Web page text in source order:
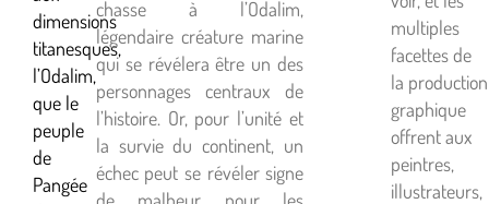
dimensions
titanesques,
l’Odalim,
que le
peuple
de
Pangée
chasse à l’Odalim,
légendaire créature marine
qui se révélera être un des
personnages centraux de
l’histoire. Or, pour l’unité et
la survie du continent, un
échec peut se révéler signe
multiples
facettes de
la production
graphique
offrent aux
peintres,
illustrateurs,